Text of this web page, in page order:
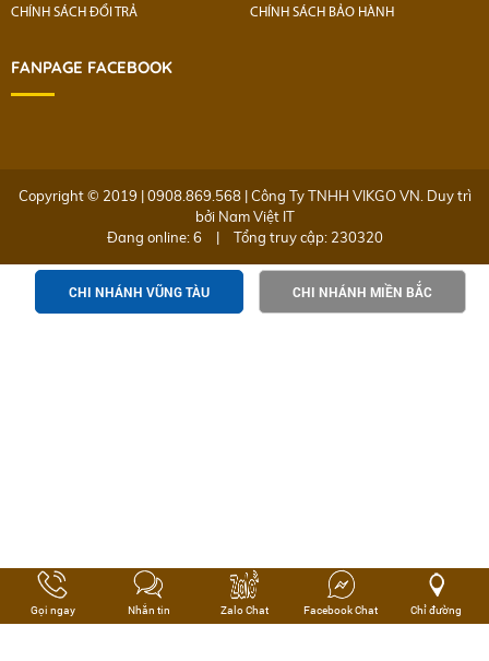
CHÍNH SÁCH ĐỔI TRẢ CHÍNH SÁCH BẢO HÀNH
FANPAGE FACEBOOK
Copyright © 2019 | 0908.869.568 | Công Ty TNHH VIKGO VN. Duy trì
bởi Nam Việt IT
Đang online: 6
| Tổng truy cập: 230320
CHI NHÁNH VŨNG TÀU CHI NHÁNH MIỀN BẮC
Gọi ngay Nhắn tin Zalo Chat Facebook Chat Chỉ đường